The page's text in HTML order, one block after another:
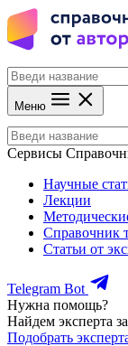
Меню
Сервисы
Научные
Лекции
Справочник
Статьи от
Telegram Bot
Нужна помощь?
Найдем эксперта
Подобрать